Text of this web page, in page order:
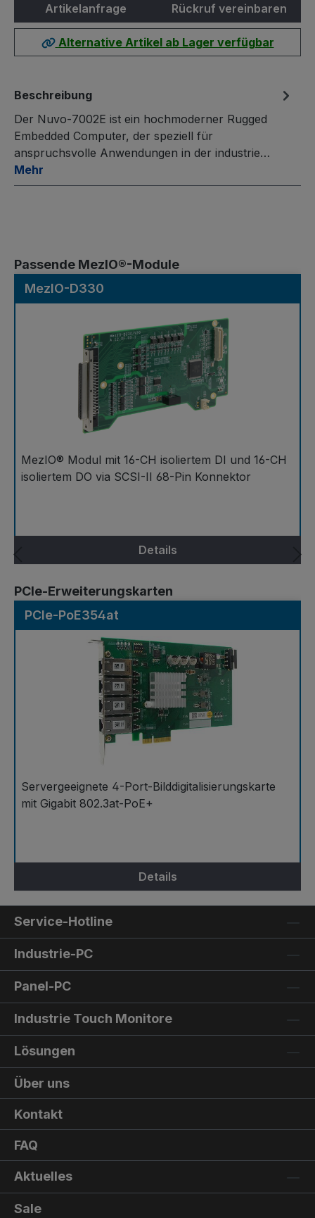
Artikelanfrage Rückruf vereinbaren
Alternative Artikel ab Lager verfügbar
Beschreibung
Der Nuvo-7002E ist ein hochmoderner Rugged
Embedded Computer, der speziell für
anspruchsvolle Anwendungen in der industrie…
Mehr
Produktgalerie überspringen
Passende MezIO®-Module
MezIO-D330
MezIO® Modul mit 16-CH isoliertem DI und 16-CH
isoliertem DO via SCSI-II 68-Pin Konnektor
Details
Produktgalerie überspringen
PCIe-Erweiterungskarten
PCIe-PoE354at
Servergeeignete 4-Port-Bilddigitalisierungskarte
mit Gigabit 802.3at-PoE+
Details
Service-Hotline
Industrie-PC
Panel-PC
Industrie Touch Monitore
Lösungen
Über uns
Kontakt
FAQ
Aktuelles
Sale